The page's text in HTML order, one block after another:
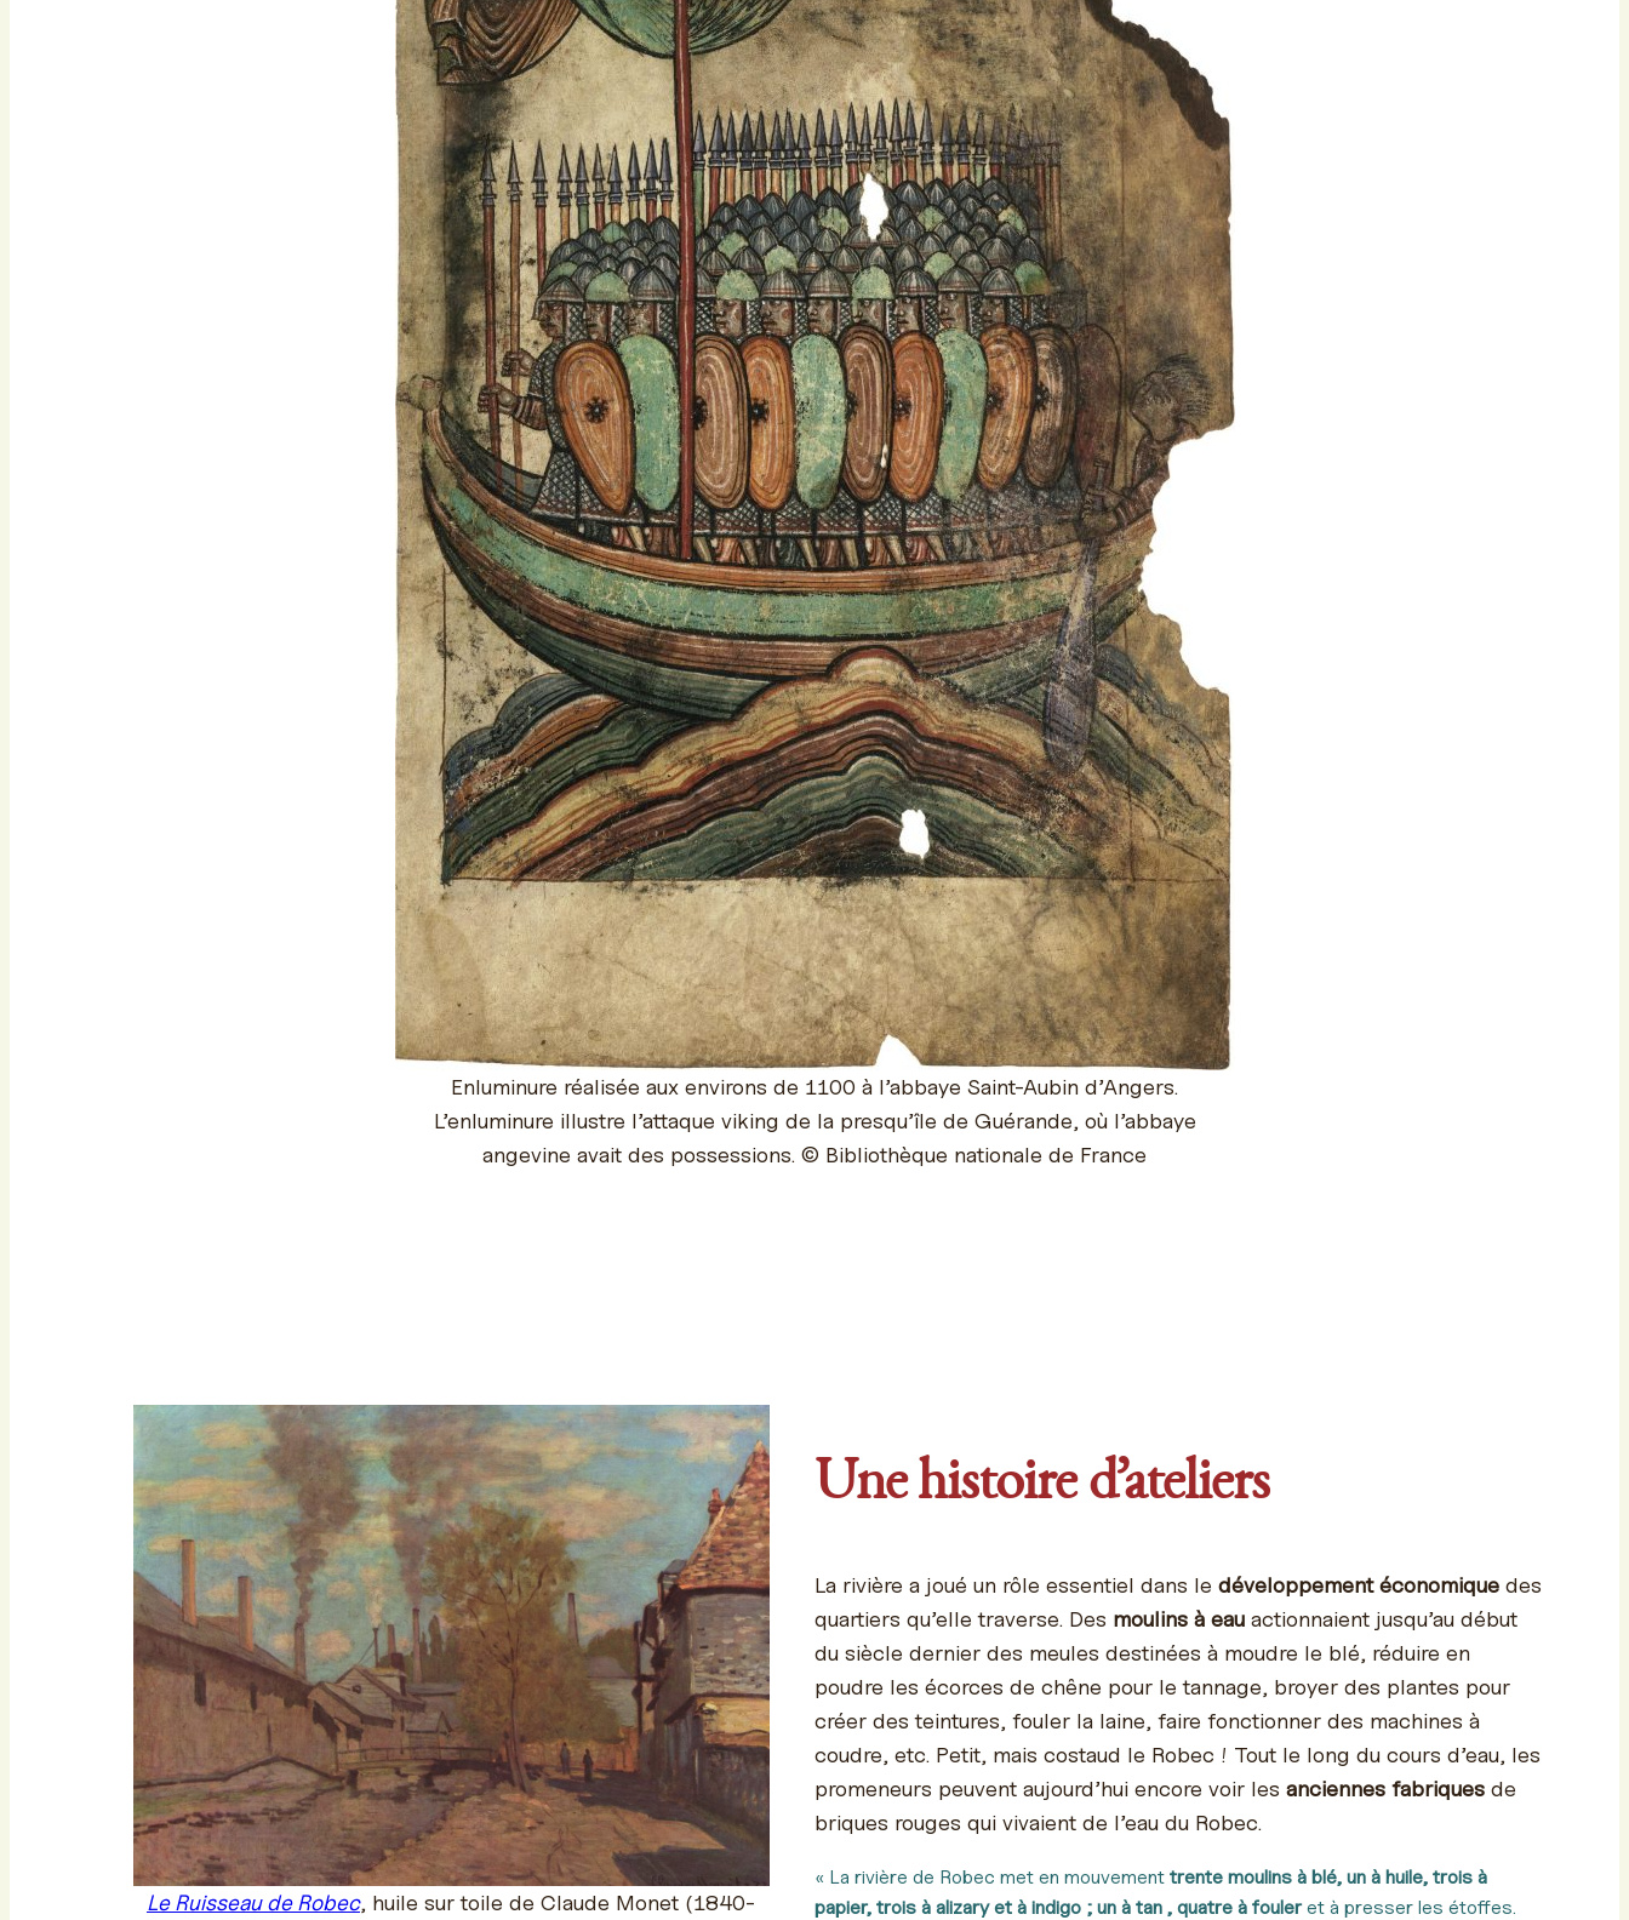
Enluminure réalisée aux environs de 1100 à l’abbaye Saint-Aubin d’Angers.
L’enluminure illustre l’attaque viking de la presqu’île de Guérande, où l’abbaye
angevine avait des possessions. © Bibliothèque nationale de France
Le Ruisseau de Robec, huile sur toile de Claude Monet (1840-
Une histoire d’ateliers
La rivière a joué un rôle essentiel dans le développement économique des
quartiers qu’elle traverse. Des moulins à eau actionnaient jusqu’au début
du siècle dernier des meules destinées à moudre le blé, réduire en
poudre les écorces de chêne pour le tannage, broyer des plantes pour
créer des teintures, fouler la laine, faire fonctionner des machines à
coudre, etc. Petit, mais costaud le Robec ! Tout le long du cours d’eau, les
promeneurs peuvent aujourd’hui encore voir les anciennes fabriques de
briques rouges qui vivaient de l’eau du Robec.
« La rivière de Robec met en mouvement trente moulins à blé, un à huile, trois à
papier, trois à alizary et à indigo ; un à tan , quatre à fouleret à presser les étoffes.